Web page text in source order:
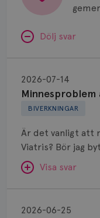
Dölj svar
BIVERKNINGAR
2026-07-14
Är det vanligt att
Viatris? Bör
Visa svar
SVAR:
Letrozol
Viatris?
2026-06-25
kring